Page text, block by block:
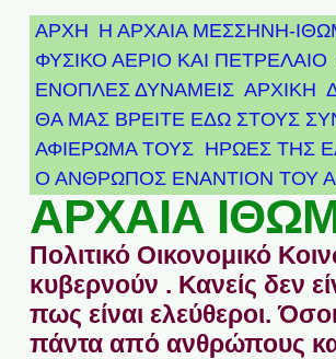
ΑΡΧΗ Η ΑΡΧΑΙΑ ΜΕΣΣΗΝΗ-
ΦΥΣΙΚΟ ΑΕΡΙΟ ΚΑΙ ΠΕΤΡΕΛΑΙΟ
ΕΝΟΠΛΕΣ ΔΥΝΑΜΕΙΣ ΑΡΧΙΚΉ
ΘΑ ΜΑΣ ΒΡΕΙΤΕ ΕΔΩ ΣΤΟΥΣ
ΑΦΙΈΡΩΜΑ ΤΟΥΣ ΉΡΩΕΣ ΤΗΣ
Ο ΑΝΘΡΩΠΟΣ ΕΝΑΝΤΙΟΝ ΤΟΥ
ΑΡΧΑΙΑ
Πολιτικό Οικονομικό
κυβερνούν . Κανείς δεν
πως είναι ελεύθεροι.
πάντα από ανθρώπους